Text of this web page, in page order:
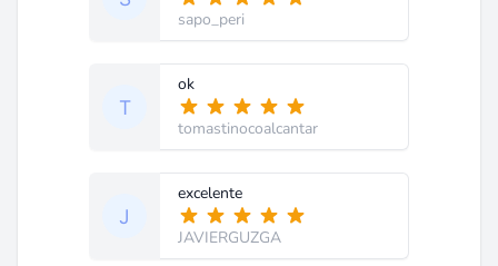
sapo_peri
ok
tomastinocoalcantar
excelente
JAVIERGUZGA